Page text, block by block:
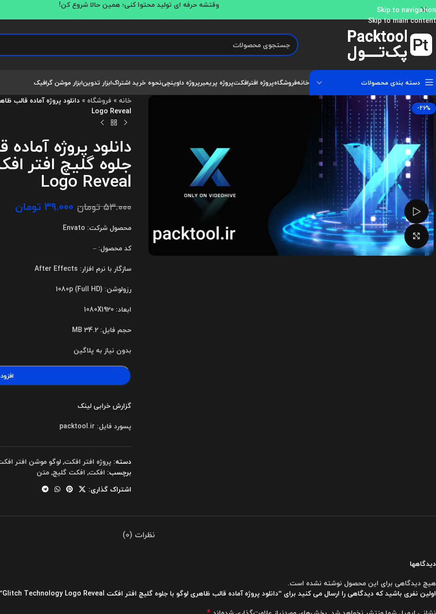
Skip to navigation
Skip to main content
وقتشه حرفه ای تولید محتوا کنی؛ همین حالا شروع کن!
دسته بندی محصولات خانهفروشگاهپروژه افترافکتپروژه پریمیرپروژه داوینچینحوه خرید اشتراکابزار تدوینابزار موشن گرافیک
-26%
تماشای ویدئو
بزرگنمایی تصویر
خانه » فروشگاه »
Logo Reveal
دانلود پروژه
Logo Reveal
۵۳.۰۰۰تومان ۳۹.۰۰۰تومان
محصول شرکت: Envato
کد محصول: –
سازگار با نرم افزار: After Effects
رزولوشن: 1080p (Full HD)
ابعاد: 1080X1920
حجم فایل: 34.2 MB
بدون نیاز به پلاگین
گزارش خرابی لینک
پسورد فایل: packtool.ir
دسته: پروژه افتر افکت,لوگو موشن افتر
برچسب: افکت, افکت گلیچ,متن
اشتراک گذاری:
نظرات (0)
دیدگاهها
هیچ دیدگاهی برای این محصول نوشته نشده است.
اولین نفری باشید که دیدگاهی را ارسال می کنید برای “دانلود پروژه آماده قالب ظاهری لوگو با جلوه گلیچ افتر افکت Glitch Technology Logo Reveal”